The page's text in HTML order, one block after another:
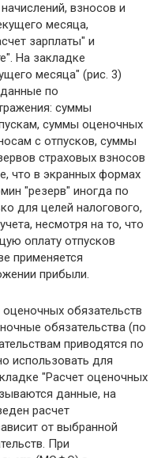
взносов и
месяца,
зарплаты" и
На закладке
месяца" (рис. 3)
по
суммы
суммы оценочных
с отпусков, суммы
страховых взносов
что в экранных формах
"резерв" иногда по
для целей налогового,
несмотря на то, что
оплату отпусков
применяется
прибыли.
обязательств
обязательства (по
приводятся по
использовать для
"Расчет оценочных
данные, на
расчет
от выбранной
При